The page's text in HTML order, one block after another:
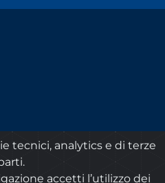
tecnici, analytics e di terze
accetti l’utilizzo dei